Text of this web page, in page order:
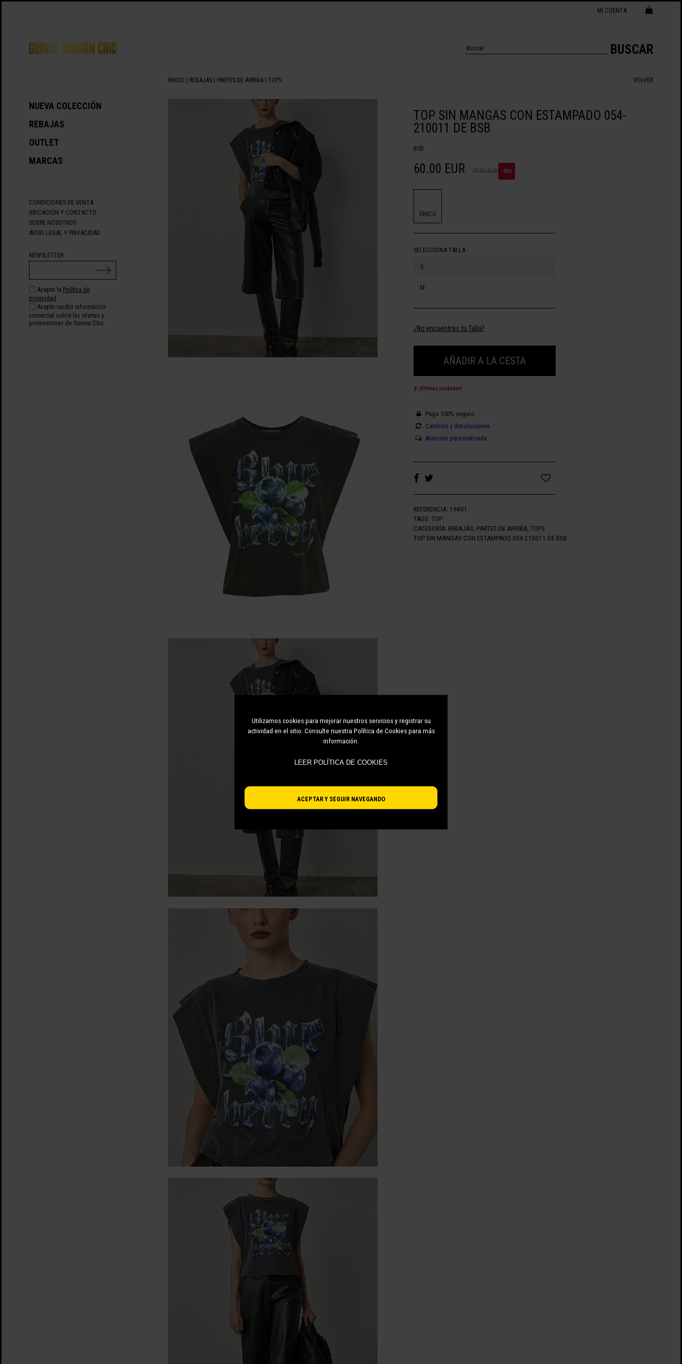
Utilizamos cookies para mejorar nuestros servicios y registrar su
actividad en el sitio. Consulte nuestra Política de Cookies para más
información.
ACEPTAR Y SEGUIR NAVEGANDO
MI CUENTA
BUSCAR
INICIO | REBAJAS| PARTES DE ARRIBA| TOPS VOLVER
NUEVA COLECCIÓN
REBAJAS
OUTLET
MARCAS
CONDICIONES DE VENTA
UBICACIÓN Y CONTACTO
SOBRE NOSOTROS
AVISO LEGAL Y PRIVACIDAD
NEWSLETTER
Acepto la Política de
privacidad
Acepto recibir información
comercial sobre las ofertas y
promociones de Guinea Chic
TOP SIN MANGAS CON ESTAMPADO 054-
210011 DE BSB
BSB
60.00 EUR 75.00 EUR -20%
ÚNICO
SELECCIONA TALLA
S
M
¿No encuentras tu Talla?
AÑADIR A LA CESTA
¡Últimas unidades!
Pago 100% seguro
Cambios y devoluciones
Atención personalizada
REFERENCIA: 19401
TAGS: TOP
CATEGORÍA: REBAJAS PARTES DE ARRIBA, TOPS
TOP SIN MANGAS CON ESTAMPADO 054-210011 DE BSB
LEER POLÍTICA DE COOKIES